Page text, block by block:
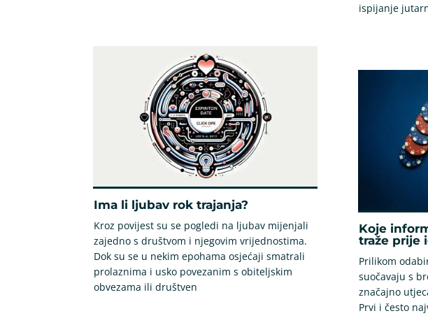
Ima li ljubav rok trajanja?
Kroz povijest su se pogledi na ljubav mijenjali
zajedno s društvom i njegovim vrijednostima.
Dok su se u nekim epohama osjećaji smatrali
prolaznima i usko povezanim s obiteljskim
obvezama ili društven
ispijanje
Koje
traže prije
Prilikom
suočavaju s
značajno
Prvi i često